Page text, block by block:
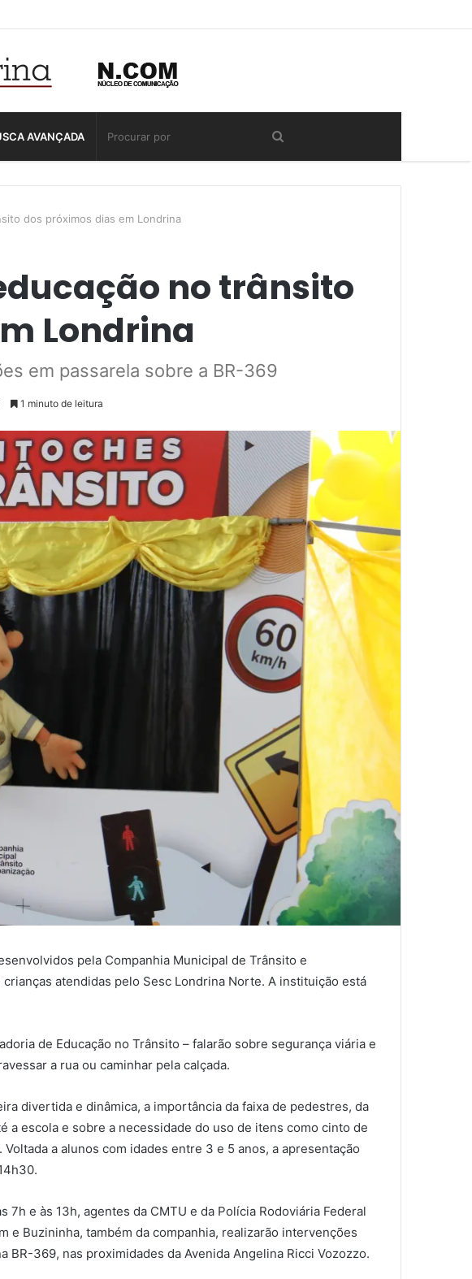
AVANÇADA
dos próximos dias em Londrina
no trânsito
Londrina
em passarela sobre a BR-369
1 minuto de leitura
pela Companhia Municipal de Trânsito e
atendidas pelo Sesc Londrina Norte. A instituição está
de Educação no Trânsito – falarão sobre segurança viária e
a rua ou caminhar pela calçada.
divertida e dinâmica, a importância da faixa de pedestres, da
a escola e sobre a necessidade do uso de itens como cinto de
a alunos com idades entre 3 e 5 anos, a apresentação
7h e às 13h, agentes da CMTU e da Polícia Rodoviária Federal
e Buzininha, também da companhia, realizarão intervenções
BR-369, nas proximidades da Avenida Angelina Ricci Vozozzo.